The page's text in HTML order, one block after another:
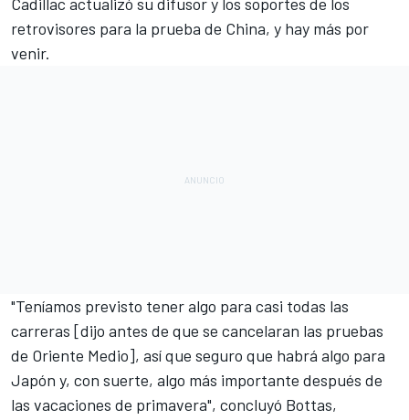
retrovisores para la prueba de China, y hay más por
venir.
"Teníamos previsto tener algo para casi todas las
carreras [dijo antes de que se cancelaran las pruebas
de Oriente Medio], así que seguro que habrá algo para
Japón y, con suerte, algo más importante después de
las vacaciones de primavera", concluyó Bottas,